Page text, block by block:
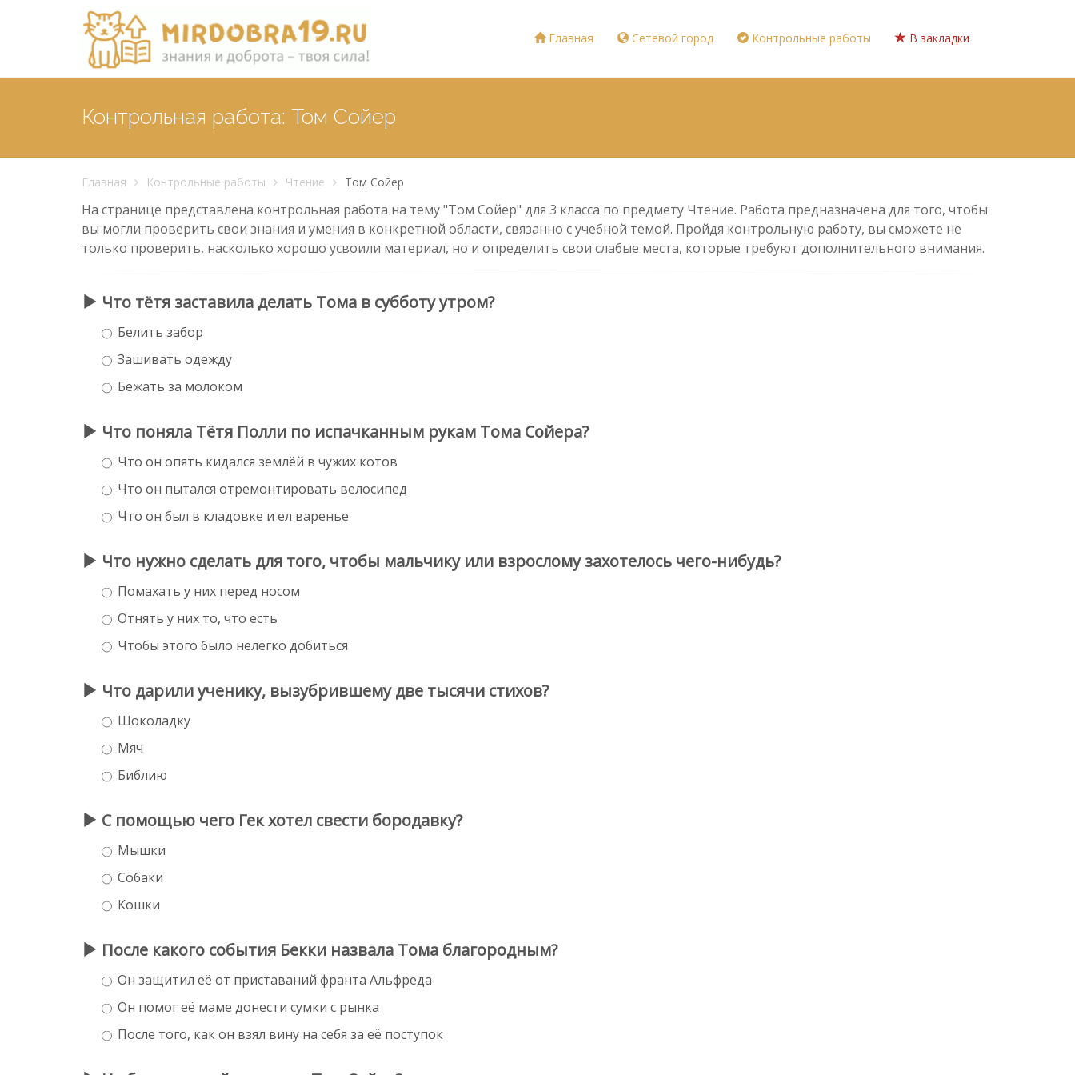
Главная Сетевой город Контрольные работы В закладки
Контрольная работа: Том Сойер
Главная Контрольные работы Чтение Том Сойер
На странице представлена контрольная работа на тему "Том Сойер" для 3 класса по предмету Чтение. Работа предназначена для того, чтобы
вы могли проверить свои знания и умения в конкретной области, связанно с учебной темой. Пройдя контрольную работу, вы сможете не
только проверить, насколько хорошо усвоили материал, но и определить свои слабые места, которые требуют дополнительного внимания.
Что тётя заставила делать Тома в субботу утром?
Белить забор
Зашивать одежду
Бежать за молоком
Что поняла Тётя Полли по испачканным рукам Тома Сойера?
Что он опять кидался землёй в чужих котов
Что он пытался отремонтировать велосипед
Что он был в кладовке и ел варенье
Что нужно сделать для того, чтобы мальчику или взрослому захотелось чего-нибудь?
Помахать у них перед носом
Отнять у них то, что есть
Чтобы этого было нелегко добиться
Что дарили ученику, вызубрившему две тысячи стихов?
Шоколадку
Мяч
Библию
С помощью чего Гек хотел свести бородавку?
Мышки
Собаки
Кошки
После какого события Бекки назвала Тома благородным?
Он защитил её от приставаний франта Альфреда
Он помог её маме донести сумки с рынка
После того, как он взял вину на себя за её поступок